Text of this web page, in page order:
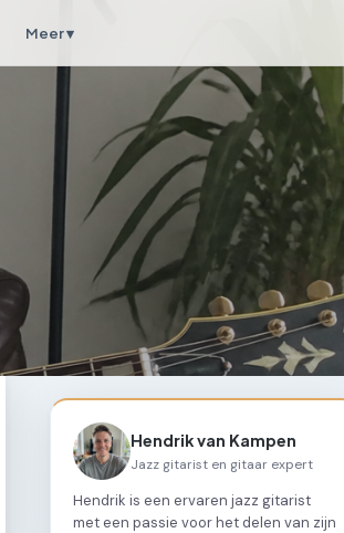
Meer ▾
Hendrik van Kampen
Jazz gitarist en gitaar expert
Hendrik is een ervaren jazz gitarist
met een passie voor het delen van zijn